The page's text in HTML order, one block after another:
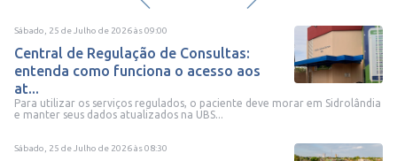
Sábado, 25 de Julho de 2026às09:00
Central de Regulação de Consultas:
entenda como funciona o acesso aos
at...
Para utilizar os serviços regulados, o paciente deve morar em Sidrolândia
e manter seus dados atualizados na UBS...
Sábado, 25 de Julho de 2026às08:30